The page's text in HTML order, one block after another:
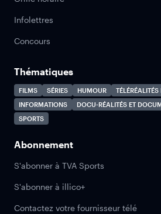
Infolettres
Concours
Thématiques
FILMS SÉRIES HUMOUR
TÉLÉRÉALITÉS
INFORMATIONS
DOCU-RÉALITÉS ET
SPORTS
Abonnement
S'abonner à TVA Sports
S'abonner à illico+
Contactez votre fournisseur télé